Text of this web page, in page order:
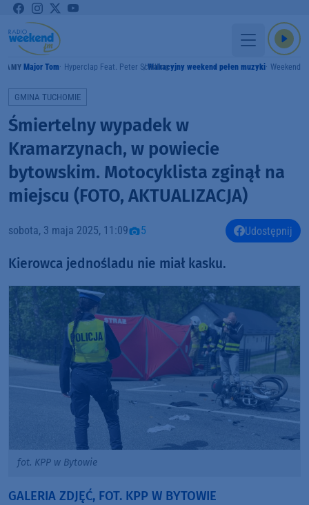
Major Tom Hyperclap Feat. Peter SchillingWakacyjny weekend pełen muzyki Weekend
GMINA TUCHOMIE
Śmiertelny wypadek w
Kramarzynach, w powiecie
bytowskim. Motocyklista zginął na
miejscu (FOTO, AKTUALIZACJA)
sobota, 3 maja 2025, 11:09 5 Udostępnij
Kierowca jednośladu nie miał kasku.
fot. KPP w Bytowie
GALERIA ZDJĘĆ, FOT. KPP W BYTOWIE